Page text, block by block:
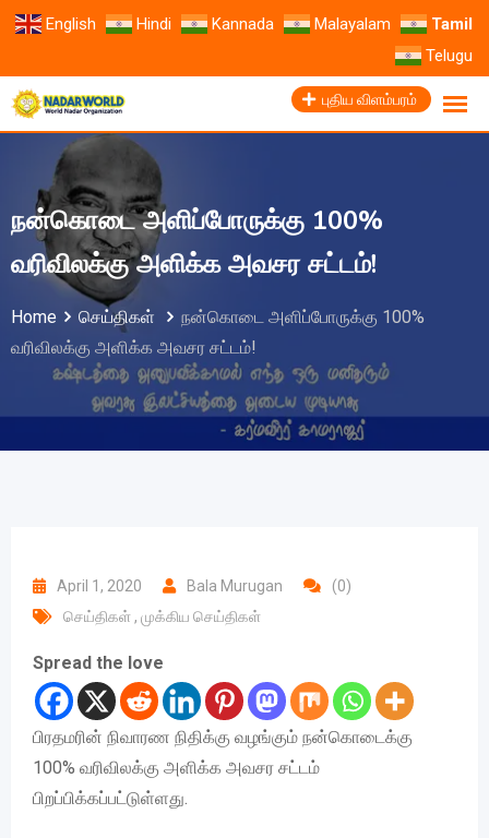
English Hindi Kannada Malayalam
Tamil
Telugu
புதிய விளம்பரம்
நன்கொடை அளிப்போருக்கு 100%
வரிவிலக்கு அளிக்க அவசர சட்டம்!
Home செய்திகள்
நன்கொடை அளிப்போருக்கு 100%
வரிவிலக்கு அளிக்க அவசர சட்டம்!
April 1, 2020 Bala Murugan
(0)
செய்திகள் , முக்கிய செய்திகள்
Spread the love
பிரதமரின் நிவாரண நிதிக்கு வழங்கும் நன்கொடைக்கு
100% வரிவிலக்கு அளிக்க அவசர சட்டம்
பிறப்பிக்கப்பட்டுள்ளது.